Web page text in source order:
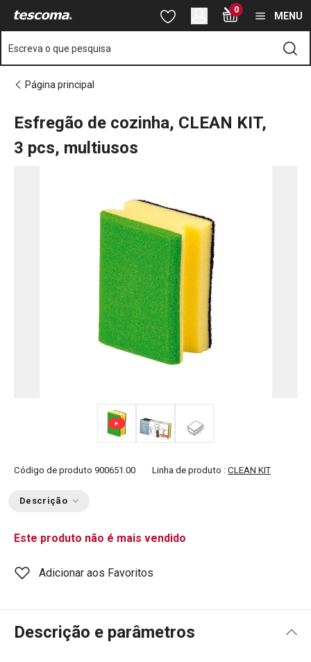
Está na página Esfregão de cozinha, CLEAN KIT, 3 pcs,
Saltar para o conteúdo principal
Saltar para a pesquisa
Saltar para a navegação 0
MENU
Escreva o que pesquisa
Página principal
Esfregão de cozinha, CLEAN KIT,
3 pcs, multiusos
Código de produto 900651.00 Linha de produto : CLEAN KIT
Descrição
Este produto não é mais vendido
Adicionar aos Favoritos
Descrição e parâmetros